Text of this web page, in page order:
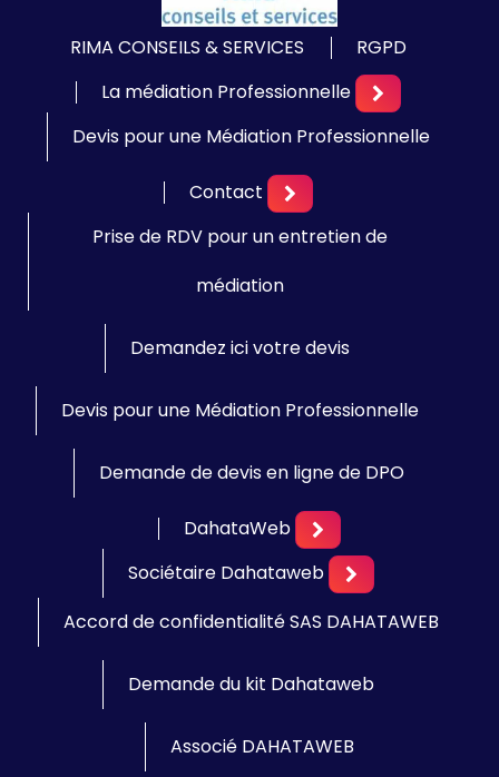
RIMA CONSEILS & SERVICES
RGPD
La médiation Professionnelle
Devis pour une Médiation Professionnelle
Contact
Prise de RDV pour un entretien de
médiation
Demandez ici votre devis
Devis pour une Médiation Professionnelle
Demande de devis en ligne de DPO
DahataWeb
Sociétaire Dahataweb
Accord de confidentialité SAS DAHATAWEB
Demande du kit Dahataweb
Associé DAHATAWEB